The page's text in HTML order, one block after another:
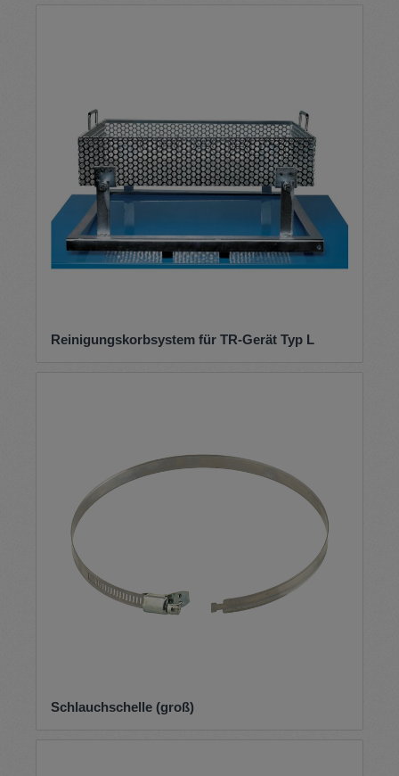
Reinigungskorbsystem für TR-Gerät Typ L
Schlauchschelle (groß)